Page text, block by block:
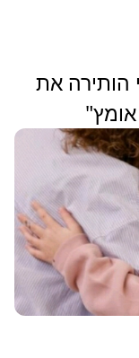
הותירה את